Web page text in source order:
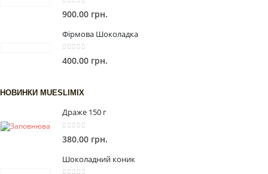
900.00 грн.
Фірмова Шоколадка
0 out of 5
400.00 грн.
НОВИНКИ MUESLIMIX
Драже 150 г
380.00 грн.
Шоколадний коник